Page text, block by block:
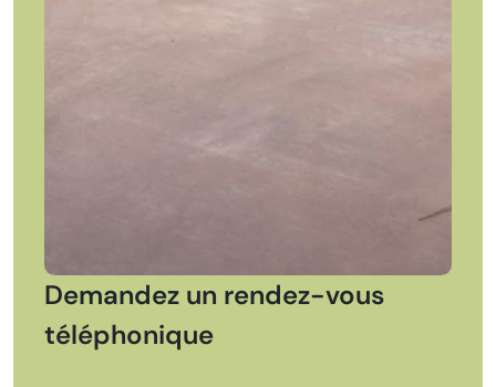
Demandez un rendez-vous
téléphonique